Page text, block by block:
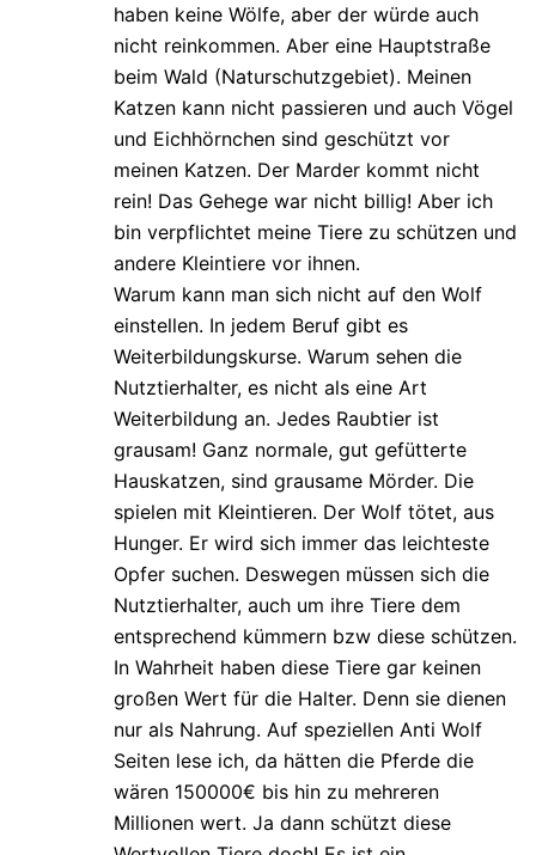
haben keine Wölfe, aber der würde auch
nicht reinkommen. Aber eine Hauptstraße
beim Wald (Naturschutzgebiet). Meinen
Katzen kann nicht passieren und auch Vögel
und Eichhörnchen sind geschützt vor
meinen Katzen. Der Marder kommt nicht
rein! Das Gehege war nicht billig! Aber ich
bin verpflichtet meine Tiere zu schützen und
andere Kleintiere vor ihnen.
Warum kann man sich nicht auf den Wolf
einstellen. In jedem Beruf gibt es
Weiterbildungskurse. Warum sehen die
Nutztierhalter, es nicht als eine Art
Weiterbildung an. Jedes Raubtier ist
grausam! Ganz normale, gut gefütterte
Hauskatzen, sind grausame Mörder. Die
spielen mit Kleintieren. Der Wolf tötet, aus
Hunger. Er wird sich immer das leichteste
Opfer suchen. Deswegen müssen sich die
Nutztierhalter, auch um ihre Tiere dem
entsprechend kümmern bzw diese schützen.
In Wahrheit haben diese Tiere gar keinen
großen Wert für die Halter. Denn sie dienen
nur als Nahrung. Auf speziellen Anti Wolf
Seiten lese ich, da hätten die Pferde die
wären 150000€ bis hin zu mehreren
Millionen wert. Ja dann schützt diese